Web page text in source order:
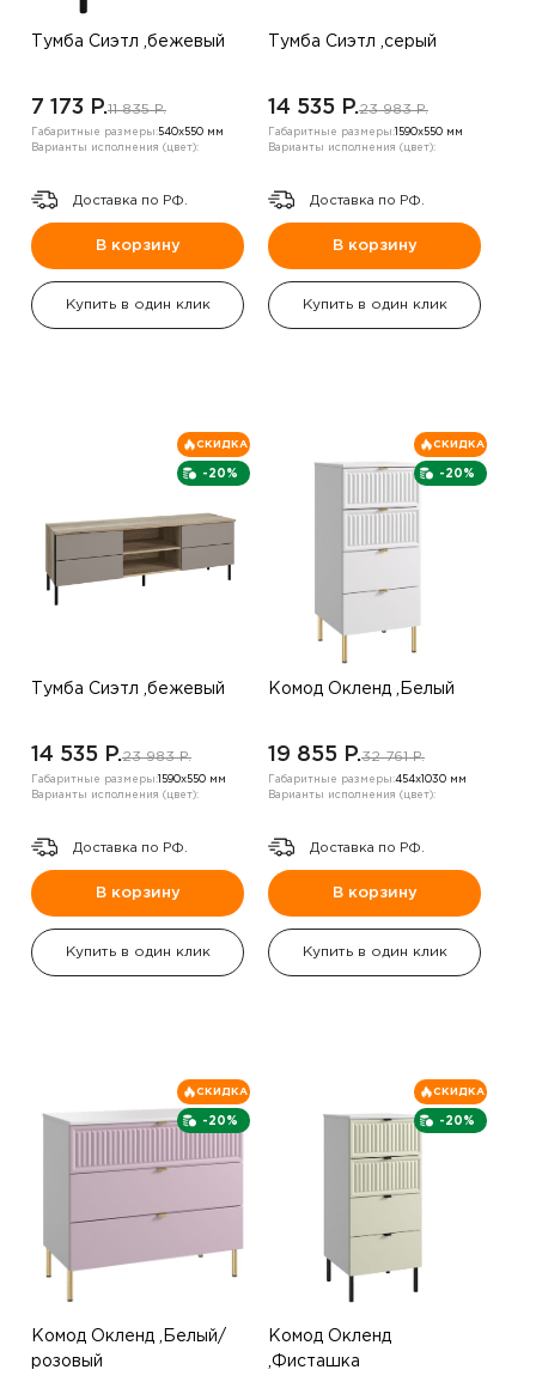
Тумба Сиэтл ,бежевый
7 173 P.11 835 P.
Габаритные размеры:540х550 мм
Варианты исполнения (цвет):
Доставка по РФ.
В корзину
Купить в один клик
Тумба Сиэтл ,серый
14 535 P.23 983 P.
Габаритные размеры: 1590х550 мм
Варианты исполнения (цвет):
Доставка по РФ.
В корзину
Купить в один клик
-20%
СКИДКА
Тумба Сиэтл ,бежевый
14 535 P.23 983 P.
Габаритные размеры: 1590х550 мм
Варианты исполнения (цвет):
Доставка по РФ.
В корзину
Купить в один клик
-20%
СКИДКА
Комод Окленд ,Белый
19 855 P.32 761 P.
Габаритные размеры:454х1030 мм
Варианты исполнения (цвет):
Доставка по РФ.
В корзину
Купить в один клик
-20%
СКИДКА
Комод Окленд ,Белый/
розовый
-20%
СКИДКА
Комод Окленд
,Фисташка